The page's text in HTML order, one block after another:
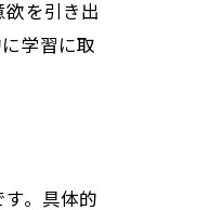
を引き出
学習に取
。具体的